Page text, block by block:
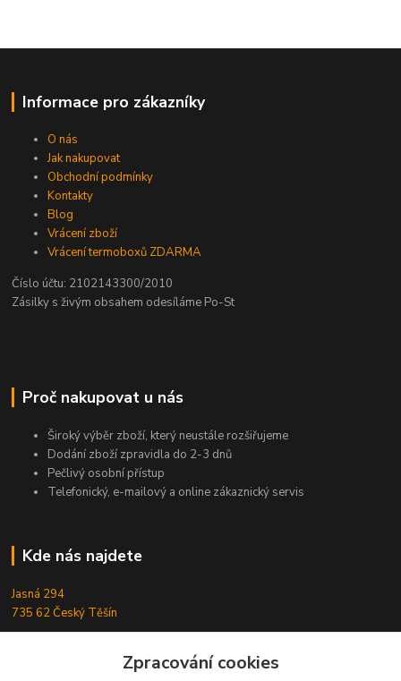
Informace pro zákazníky
O nás
Jak nakupovat
Obchodní podmínky
Kontakty
Blog
Vrácení zboží
Vrácení termoboxů ZDARMA
Číslo účtu: 2102143300/2010
Zásilky s živým obsahem odesíláme Po-St
Proč nakupovat u nás
Široký výběr zboží, který neustále rozšiřujeme
Dodání zboží zpravidla do 2-3 dnů
Pečlivý osobní přístup
Telefonický, e-mailový a online zákaznický servis
Kde nás najdete
Jasná 294
735 62 Český Těšín
Zpracování cookies